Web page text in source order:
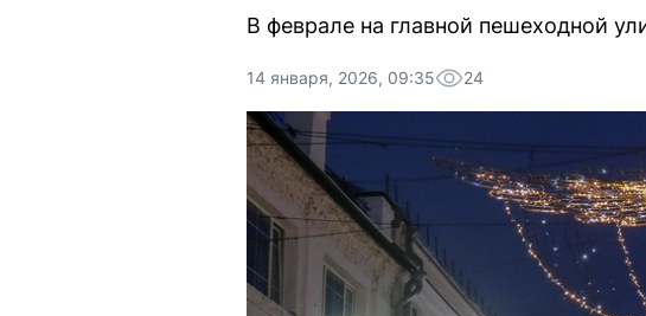
В феврале на главной пешеходной
14 января, 2026, 09:35 24